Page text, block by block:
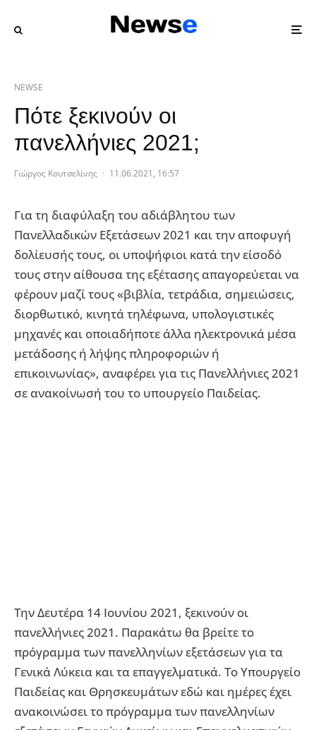
NEWSE
Πότε ξεκινούν οι
πανελλήνιες 2021;
Γιώργος Κουτσελίνης · 11.06.2021, 16:57
Για τη διαφύλαξη του αδιάβλητου των
Πανελλαδικών Εξετάσεων 2021 και την αποφυγή
δολίευσής τους, οι υποψήφιοι κατά την είσοδό
τους στην αίθουσα της εξέτασης απαγορεύεται να
φέρουν μαζί τους «βιβλία, τετράδια, σημειώσεις,
διορθωτικό, κινητά τηλέφωνα, υπολογιστικές
μηχανές και οποιαδήποτε άλλα ηλεκτρονικά μέσα
μετάδοσης ή λήψης πληροφοριών ή
επικοινωνίας», αναφέρει για τις Πανελλήνιες 2021
σε ανακοίνωσή του το υπουργείο Παιδείας.
Την Δευτέρα 14 Ιουνίου 2021, ξεκινούν οι
πανελλήνιες 2021. Παρακάτω θα βρείτε το
πρόγραμμα των πανελληνίων εξετάσεων για τα
Γενικά Λύκεια και τα επαγγελματικά. Το Υπουργείο
Παιδείας και Θρησκευμάτων εδώ και ημέρες έχει
ανακοινώσει το πρόγραμμα των πανελληνίων